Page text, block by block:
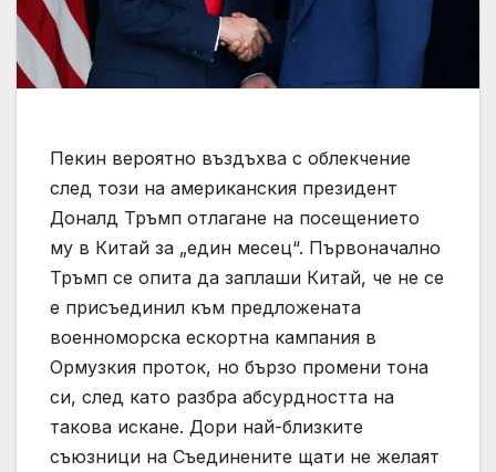
Пекин вероятно въздъхва с облекчение
след този на американския президент
Доналд Тръмп отлагане на посещението
му в Китай за „един месец“. Първоначално
Тръмп се опита да заплаши Китай, че не се
е присъединил към предложената
военноморска ескортна кампания в
Ормузкия проток, но бързо промени тона
си, след като разбра абсурдността на
такова искане. Дори най-близките
съюзници на Съединените щати не желаят